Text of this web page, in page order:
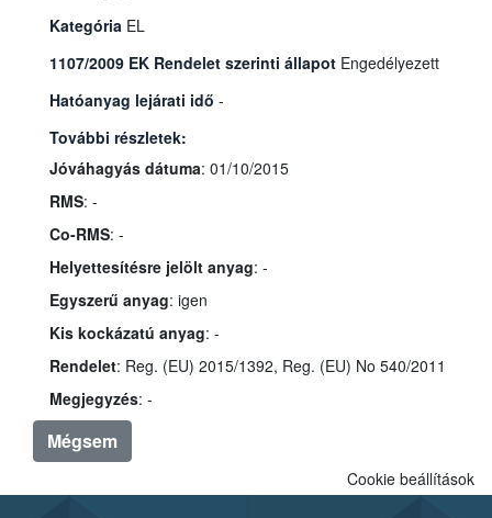
Kategória EL
1107/2009 EK Rendelet szerinti állapot Engedélyezett
Hatóanyag lejárati idő -
További részletek:
Jóváhagyás dátuma: 01/10/2015
RMS: -
Co-RMS: -
Helyettesítésre jelölt anyag: -
Egyszerű anyag: igen
Kis kockázatú anyag: -
Rendelet: Reg. (EU) 2015/1392, Reg. (EU) No 540/2011
Megjegyzés: -
Mégsem
Cookie beállítások